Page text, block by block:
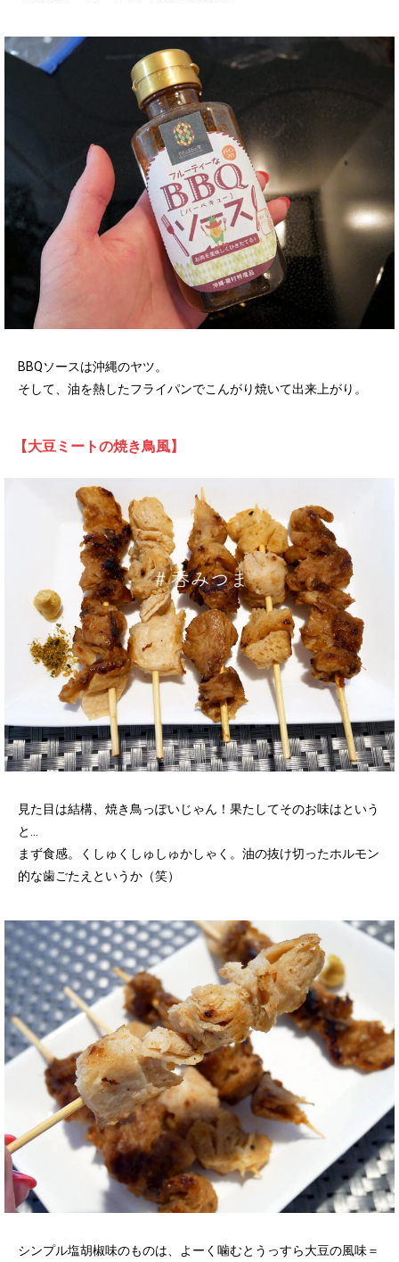
BBQソースは沖縄のヤツ。
そして、油を熱したフライパンでこんがり焼いて出来上がり。
【大豆ミートの焼き鳥風】
見た目は結構、焼き鳥っぽいじゃん！果たしてそのお味はという
と…
まず食感。くしゅくしゅしゅかしゃく。油の抜け切ったホルモン
的な歯ごたえというか（笑）
シンプル塩胡椒味のものは、よーく噛むとうっすら大豆の風味＝